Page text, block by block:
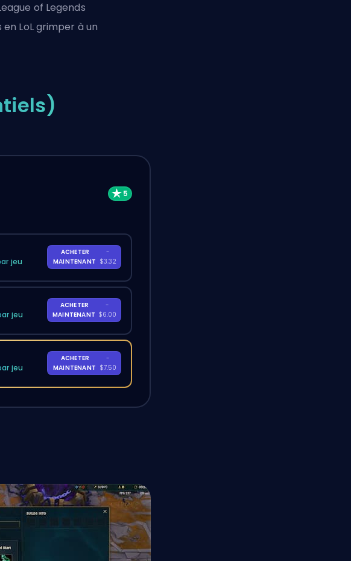
of Legends
LoL grimper à un
jeu
ACHETER
MAINTENANT
-
$3.32
jeu
ACHETER
MAINTENANT
-
$6.00
jeu
ACHETER
MAINTENANT
-
$7.50